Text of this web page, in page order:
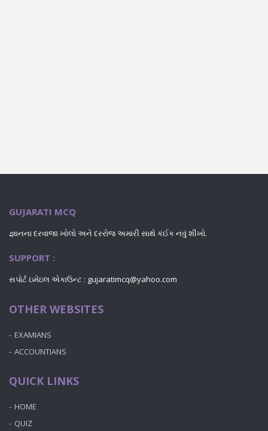
GUJARATI MCQ
જ્ઞાનના દરવાજા ખોલો અને દરરોજ અમારી સાથે કંઈક નવું શીખો.
SUPPORT :
સપોર્ટ ઇમેઇલ એકાઉન્ટ : gujaratimcq@yahoo.com
OTHER WEBSITES
EXAMIANS
ACCOUNTIANS
QUICK LINKS
HOME
QUIZ